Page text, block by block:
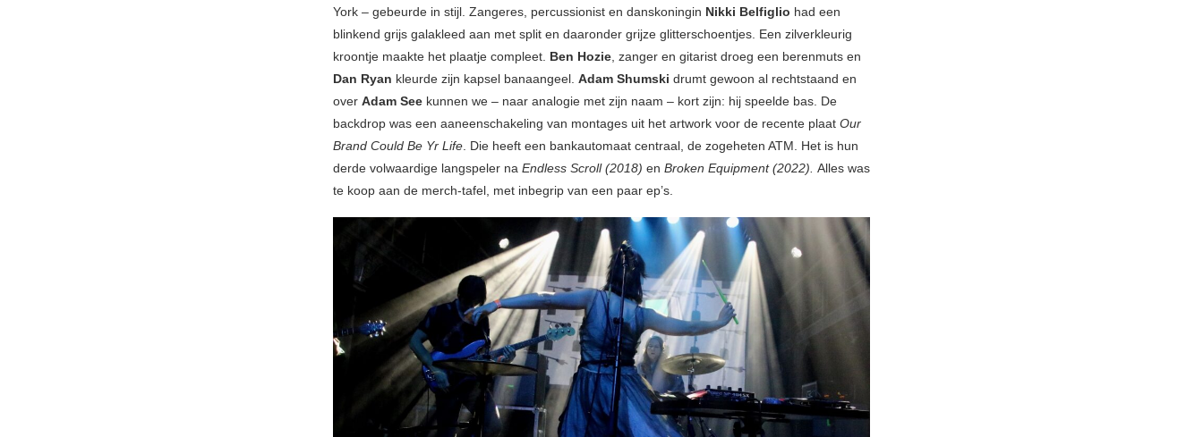
York – gebeurde in stijl. Zangeres, percussionist en danskoningin Nikki Belfiglio had een
blinkend grijs galakleed aan met split en daaronder grijze glitterschoentjes. Een zilverkleurig
kroontje maakte het plaatje compleet. Ben Hozie , zanger en gitarist droeg een berenmuts en
Dan Ryan kleurde zijn kapsel banaangeel. Adam Shumski drumt gewoon al rechtstaand en
over Adam See kunnen we – naar analogie met zijn naam – kort zijn: hij speelde bas. De
backdrop was een aaneenschakeling van montages uit het artwork voor de recente plaat Our
Brand Could Be Yr Life . Die heeft een bankautomaat centraal, de zogeheten ATM. Het is hun
derde volwaardige langspeler na Endless Scroll (2018) en Broken Equipment (2022). Alles was
te koop aan de merch-tafel, met inbegrip van een paar ep’s.